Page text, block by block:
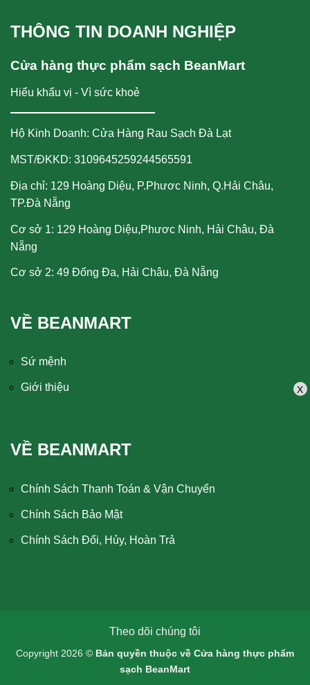
X
THÔNG TIN DOANH NGHIỆP
Cửa hàng thực phẩm sạch BeanMart
Hiểu khẩu vị - Vì sức khoẻ
Hộ Kinh Doanh: Cửa Hàng Rau Sạch Đà Lạt
MST/ĐKKD: 3109645259244565591
Địa chỉ: 129 Hoàng Diệu, P.Phươc Ninh, Q.Hải Châu,
TP.Đà Nẵng
Cơ sở 1: 129 Hoàng Diệu,Phươc Ninh, Hải Châu, Đà
Nẵng
Cơ sở 2: 49 Đống Đa, Hải Châu, Đà Nẵng
VỀ BEANMART
Sứ mệnh
Giới thiệu
VỀ BEANMART
Chính Sách Thanh Toán & Vận Chuyển
Chính Sách Bảo Mật
Chính Sách Đổi, Hủy, Hoàn Trả
Theo dõi chúng tôi
Copyright 2026 © Bản quyền thuộc về Cửa hàng thực phẩm
sạch BeanMart